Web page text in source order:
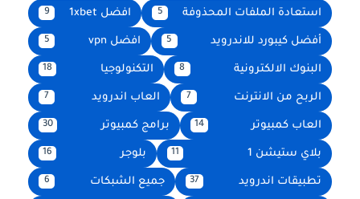
استعادة الملفات المحذوفة 5 افضل 1xbet 9
أفضل كيبورد للاندرويد 5 افضل vpn 5
البنوك الالكترونية 8 التكنولوجيا 18
الربح من الانترنت 7 العاب اندرويد 7
العاب كمبيوتر 14 برامج كمبيوتر 30
بلاي ستيشن 1 11 بلوجر 16
تطبيقات اندرويد 37 جميع الشبكات 6